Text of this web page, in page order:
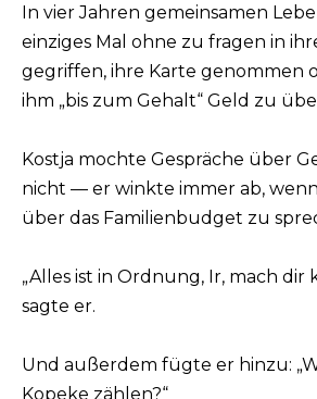
In vier Jahren gemeinsamen
einziges Mal ohne zu fragen in
gegriffen, ihre Karte genommen
ihm „bis zum Gehalt“ Geld zu
Kostja mochte Gespräche über
nicht — er winkte immer ab,
über das Familienbudget zu
„Alles ist in Ordnung, Ir, mach dir
sagte er.
Und außerdem fügte er hinzu:
Kopeke zählen?“